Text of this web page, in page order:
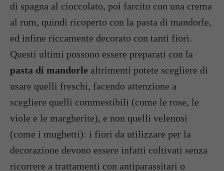
di spagna al cioccolato, poi farcito con una crema
al rum, quindi ricoperto con la pasta di mandorle,
ed infine riccamente decorato con tanti fiori.
Questi ultimi possono essere preparati con la
pasta di mandorle altrimenti potete scegliere di
usare quelli freschi, facendo attenzione a
scegliere quelli commestibili (come le rose, le
viole e le margherite), e non quelli velenosi
(come i mughetti): i fiori da utilizzare per la
decorazione devono essere infatti coltivati senza
ricorrere a trattamenti con antiparassitari o